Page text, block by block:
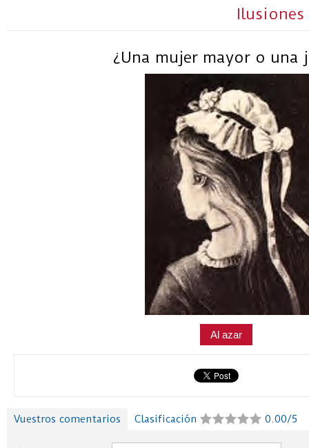
¿Una mujer mayor o una
Al azar
Vuestros comentarios Clasificación 0.00/5